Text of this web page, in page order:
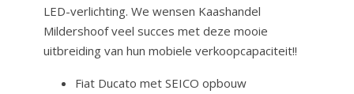
LED-verlichting. We wensen Kaashandel
Mildershoof veel succes met deze mooie
uitbreiding van hun mobiele verkoopcapaciteit!!
Fiat Ducato met SEICO opbouw